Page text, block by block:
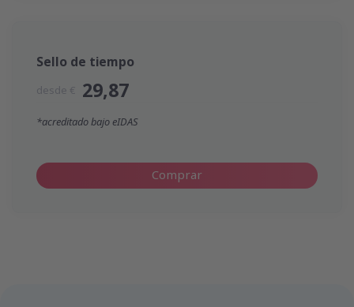
Sello de tiempo
desde € 29,87
*acreditado bajo eIDAS
Comprar